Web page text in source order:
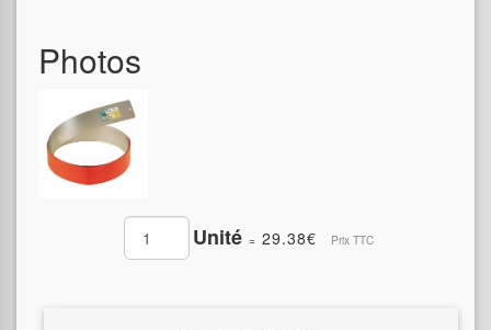
Photos
Unité= 29.38€ Prix TTC